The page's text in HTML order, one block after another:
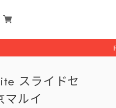
円安の影響
スライドセ
マルイ